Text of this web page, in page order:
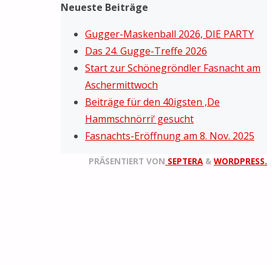
Neueste Beiträge
Gugger-Maskenball 2026, DIE PARTY
Das 24. Gugge-Treffe 2026
Start zur Schönegröndler Fasnacht am
Aschermittwoch
Beiträge für den 40igsten ‚De
Hammschnörri‘ gesucht
Fasnachts-Eröffnung am 8. Nov. 2025
PRÄSENTIERT VON SEPTERA& WORDPRESS.